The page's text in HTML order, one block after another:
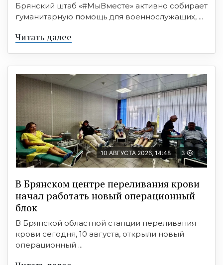
Брянский штаб «#МыВместе» активно собирает
гуманитарную помощь для военнослужащих, ...
Читать далее
10 АВГУСТА 2026, 14:48 3
В Брянском центре переливания крови
начал работать новый операционный
блок
В Брянской областной станции переливания
крови сегодня, 10 августа, открыли новый
операционный ...